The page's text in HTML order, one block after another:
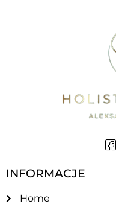
INFORMACJE
Home